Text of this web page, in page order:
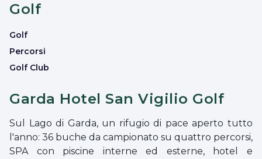
Golf
Golf
Percorsi
Golf Club
Garda Hotel San Vigilio Golf
Sul Lago di Garda, un rifugio di pace aperto tutto
l'anno: 36 buche da campionato su quattro percorsi,
SPA con piscine interne ed esterne, hotel e